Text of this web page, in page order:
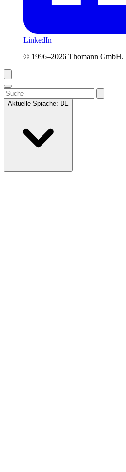
LinkedIn
© 1996–2026 Thomann GmbH.
Aktuelle Sprache: DE